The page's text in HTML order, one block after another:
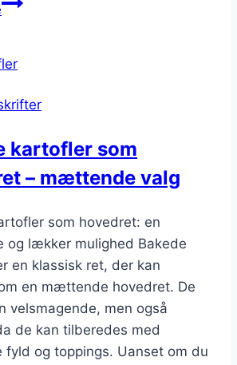
kylling
hovedret
kartofler som
– mættende valg
som hovedret: en
og lækker mulighed Bakede
en klassisk ret, der kan
en mættende hovedret. De
velsmagende, men også
de kan tilberedes med
fyld og toppings. Uanset om du